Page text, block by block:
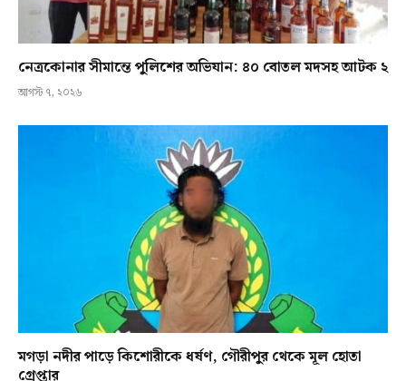
নেত্রকোনার সীমান্তে পুলিশের অভিযান: ৪০ বোতল মদসহ আটক ২
আগস্ট ৭, ২০২৬
মগড়া নদীর পাড়ে কিশোরীকে ধর্ষণ, গৌরীপুর থেকে মূল হোতা
গ্রেপ্তার